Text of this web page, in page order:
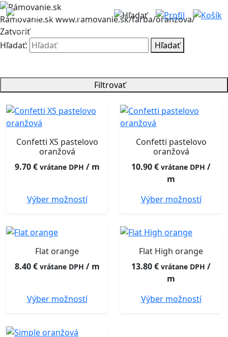
Rámovanie.skwww.ramovanie.sk/farba/oranzova/
Zatvoriť
Hľadať:
Hľadať
Filtrovať
Confetti XS pastelovo
oranžová
9.70€ vrátane DPH / m
Výber možností
Confetti pastelovo
oranžová
10.90€ vrátane DPH /
m
Výber možností
Flat orange
8.40€ vrátane DPH / m
Výber možností
Flat High orange
13.80€ vrátane DPH /
m
Výber možností